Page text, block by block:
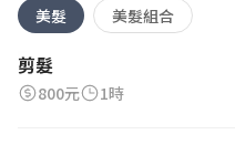
美髮 美髮組合
剪髮
800元 1時